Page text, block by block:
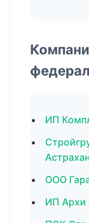
ИП
ООО
ИП Архи